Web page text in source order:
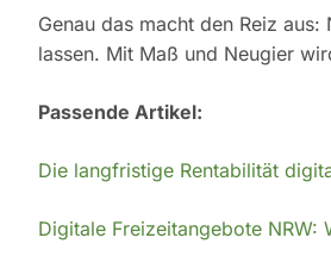
Genau das macht den Reiz
lassen. Mit Maß und Neugier
Passende Artikel:
Die langfristige Rentabilität
Digitale Freizeitangebote NRW: